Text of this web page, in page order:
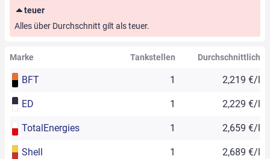
teuer
Alles über Durchschnitt gilt als teuer.
Marke Tankstellen Durchschnittlich
BFT 1 2,219 €/l
ED 1 2,229 €/l
TotalEnergies 1 2,659 €/l
Shell 1 2,689 €/l